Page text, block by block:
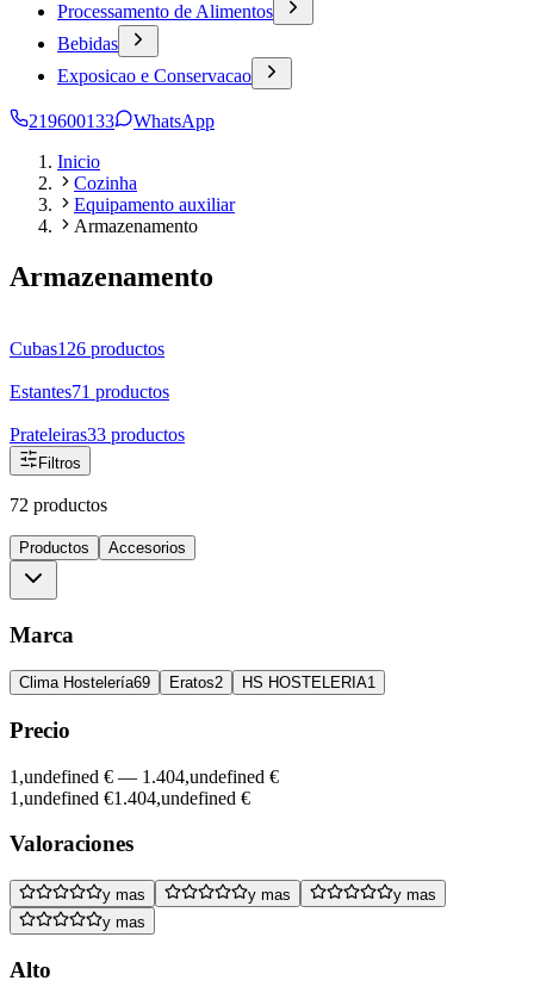
Processamento de Alimentos
Bebidas
Exposicao e Conservacao
219600133
WhatsApp
Inicio
Cozinha
Equipamento auxiliar
Armazenamento
Armazenamento
Cubas126 productos
Estantes71 productos
Prateleiras33 productos
Filtros
72 productos
Productos Accesorios
Marca
Clima Hostelería69 Eratos2 HS HOSTELERIA1
Precio
1,undefined € — 1.404,undefined €
1,undefined €1.404,undefined €
Valoraciones
y mas y mas
y mas
y mas
Alto